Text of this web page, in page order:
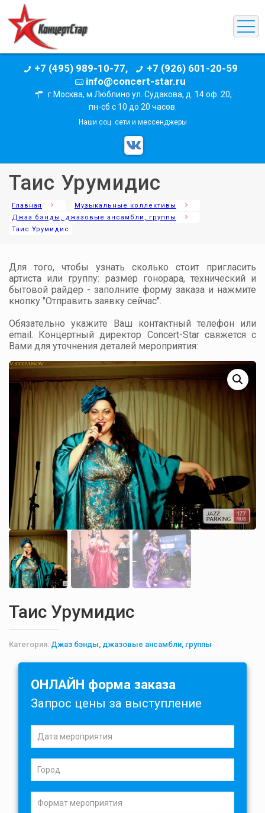
+7 (495) 989-10-77,
+7 (926) 601-20-59
info@concert-star.ru
г.Москва, м.Люблино ул. Судакова, д. 14 оф. 20,
пн-сб с 10 до 20 часов.
Наши соц. сети и мессенджеры
Таис Урумидис
Главная
Музыкальные коллективы
Джаз бэнды, джазовые ансамбли, группы
Таис Урумидис
Для того, чтобы узнать сколько стоит пригласить
артиста или группу: размер гонорара, технический и
бытовой райдер - заполните форму заказа и нажмите
кнопку "Отправить заявку сейчас".
Обязательно укажите Ваш контактный телефон или
email. Концертный директор Concert-Star свяжется с
Вами для уточнения деталей мероприятия:
Таис Урумидис
Категория: Джаз бэнды, джазовые ансамбли, группы
ОНЛАЙН форма заказа
Запрос цены за выступление